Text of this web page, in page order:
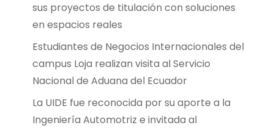
sus proyectos de titulación con soluciones
en espacios reales
Estudiantes de Negocios Internacionales del
campus Loja realizan visita al Servicio
Nacional de Aduana del Ecuador
La UIDE fue reconocida por su aporte a la
Ingeniería Automotriz e invitada al